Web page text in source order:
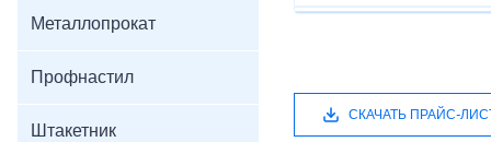
Металлопрокат
Профнастил
Штакетник
СКАЧАТЬ ПРАЙС-